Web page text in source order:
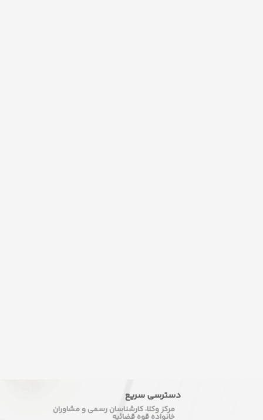
دسترسی سریع
مرکز وکلا، کارشناسان رسمی و مشاوران
خانواده قوه قضائیه